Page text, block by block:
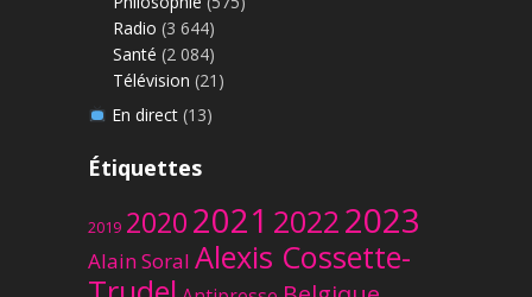
Radio (3 644)
Santé (2 084)
Télévision (21)
En direct(13)
Étiquettes
2019 20202021 20222023
Alain Soral Alexis Cossette-